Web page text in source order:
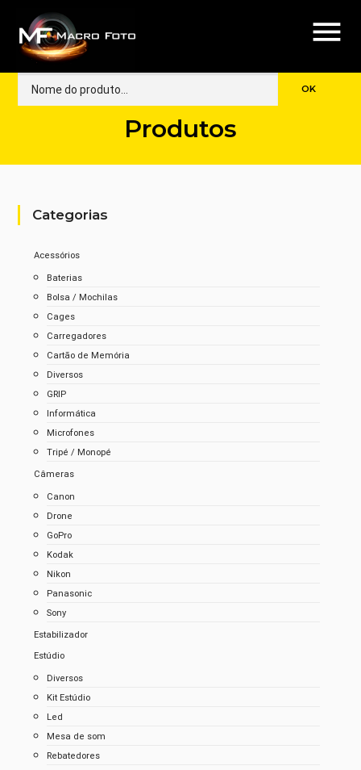
menu
Produtos
Categorias
Acessórios
Baterias
Bolsa / Mochilas
Cages
Carregadores
Cartão de Memória
Diversos
GRIP
Informática
Microfones
Tripé / Monopé
Câmeras
Canon
Drone
GoPro
Kodak
Nikon
Panasonic
Sony
Estabilizador
Estúdio
Diversos
Kit Estúdio
Led
Mesa de som
Rebatedores